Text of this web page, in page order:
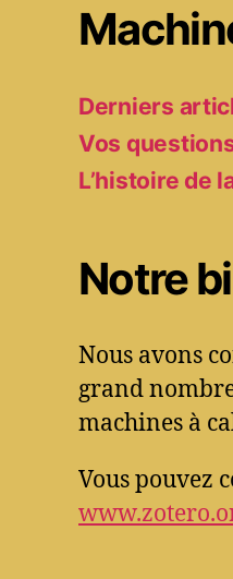
Derniers
Vos
L’histoire de
Notre
Nous avons
grand
machines à
Vous pouvez